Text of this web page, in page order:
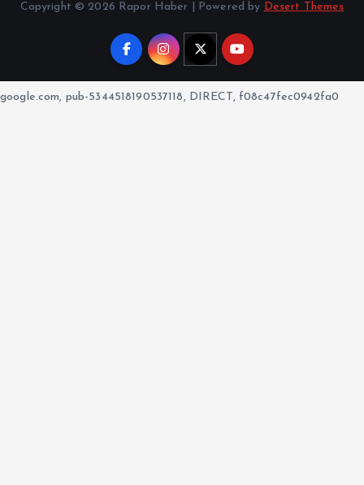
Copyright © 2026 Rapor Haber | Powered by Desert Themes
google.com, pub-5344518190537118, DIRECT, f08c47fec0942fa0